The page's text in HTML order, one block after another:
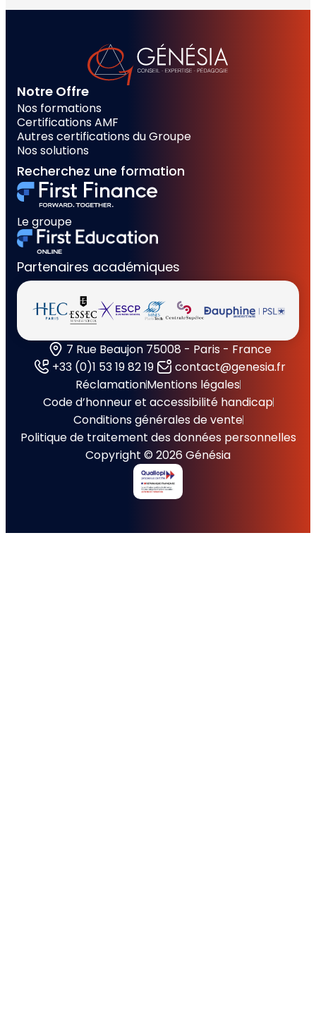
Notre Offre
Nos formations
Certifications AMF
Autres certifications du Groupe
Nos solutions
Recherchez une formation
Le groupe
Partenaires académiques
7 Rue Beaujon 75008 - Paris - France
+33 (0)1 53 19 82 19
contact@genesia.fr
RéclamationMentions légales
Code d’honneur et accessibilité handicap
Conditions générales de vente
Politique de traitement des données personnelles
Copyright © 2026 Génésia